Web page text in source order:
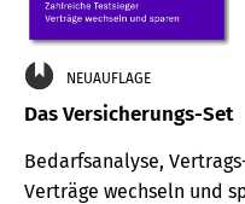
NEUAUFLAGE
Das Versicherungs-Set
Bedarfsanalyse,
Verträge wechseln und